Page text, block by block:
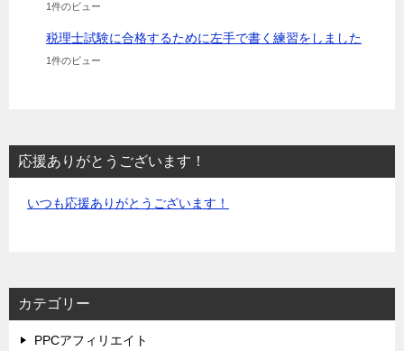
1件のビュー
税理士試験に合格するために左手で書く練習をしました
1件のビュー
応援ありがとうございます！
いつも応援ありがとうございます！
カテゴリー
PPCアフィリエイト